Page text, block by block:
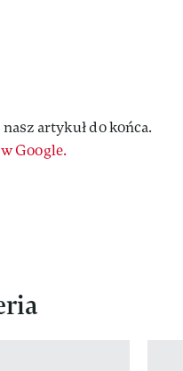
artykuł do końca.
Google.